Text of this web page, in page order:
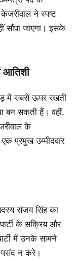
ने स्पष्ट
सौंपा जाएगा। इसके
आतिशी
में सबसे ऊपर रखती
बन सकती हैं। वहीं,
के
प्रमुख उम्मीदवार
संजय सिंह का
के सक्रिय और
में उनके सामने
पसंद न करे।